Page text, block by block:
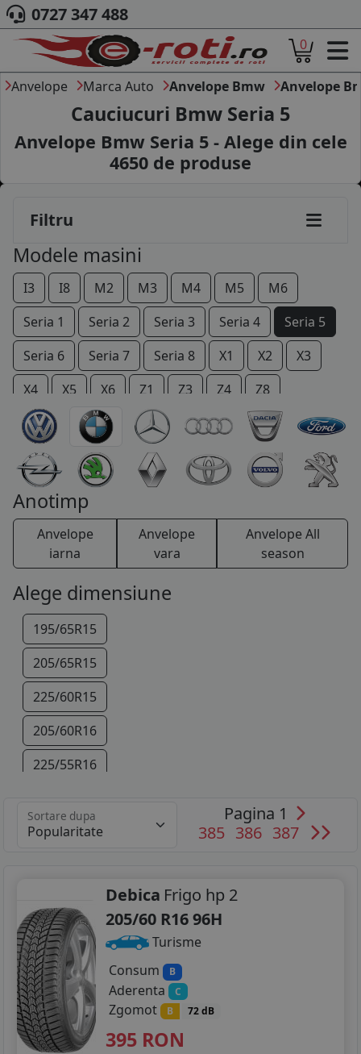
ACASA
DESPRE NOI
ANVELOPE
AUTO
CAMION
MOTO
MARCA AUTO
BLOG
B2B - COLABORARE COMPANII
CONT
CONTACT
COS (
0 PRODUSE
0727 347 488
0
Anvelope Marca Auto Anvelope Bmw Anvelope
Cauciucuri Bmw Seria 5
Anvelope Bmw Seria 5 - Alege din cele
4650 de produse
Filtru
Modele masini
I3 I8 M2 M3 M4 M5
M6
Seria 1
Seria 2 Seria 3 Seria 4
Seria 5
Seria 6
Seria 7 Seria 8 X1 X2
X3
X4
X5 X6 Z1 Z3 Z4 Z8
Anotimp
Anvelope
iarna
Anvelope
vara
Anvelope All
season
Alege dimensiune
195/65R15
205/65R15
225/60R15
205/60R16
225/55R16
225/55R17
255/40R17
235/40R18
245/40R18
245/45R18
Sortare dupa
Pagina 1
385 386 387
Debica Frigo hp 2
205/60 R16 96H
Turisme
Consum
B
Aderenta C
Zgomot B 72 dB
395 RON